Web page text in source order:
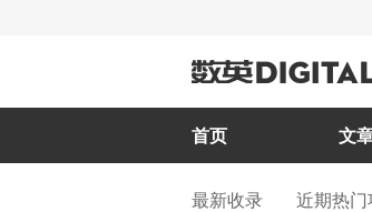
首页 文
最新收录 近期热门